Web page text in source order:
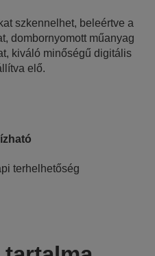
szkennelhet, beleértve a
dombornyomott műanyag
kiváló minőségű digitális
elő.
terhelhetőség